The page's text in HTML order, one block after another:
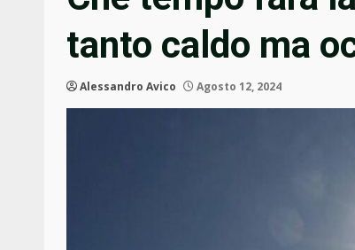
tanto caldo ma
Alessandro Avico Agosto 12, 2024